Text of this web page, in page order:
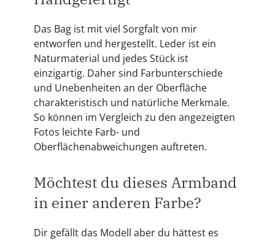
Das Bag ist mit viel Sorgfalt von mir
entworfen und hergestellt. Leder ist ein
Naturmaterial und jedes Stück ist
einzigartig. Daher sind Farbunterschiede
und Unebenheiten an der Oberfläche
charakteristisch und natürliche Merkmale.
So können im Vergleich zu den angezeigten
Fotos leichte Farb- und
Oberflächenabweichungen auftreten.
Möchtest du dieses Armband
in einer anderen Farbe?
Dir gefällt das Modell aber du hättest es